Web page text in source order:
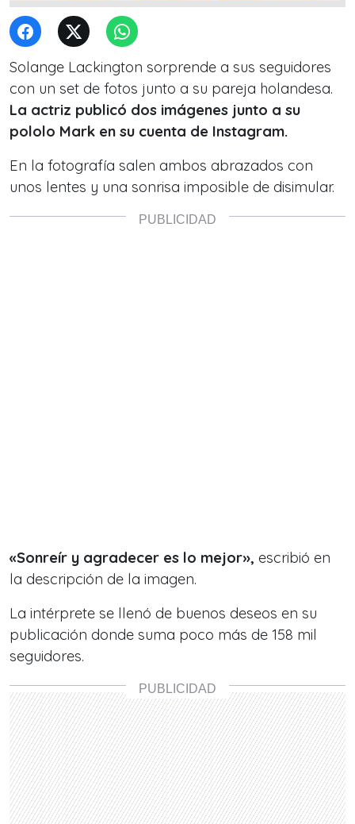
Solange Lackington sorprende a sus seguidores
con un set de fotos junto a su pareja holandesa.
La actriz publicó dos imágenes junto a su
pololo Mark en su cuenta de Instagram.
En la fotografía salen ambos abrazados con
unos lentes y una sonrisa imposible de disimular.
«Sonreír y agradecer es lo mejor», escribió en
la descripción de la imagen.
La intérprete se llenó de buenos deseos en su
publicación donde suma poco más de 158 mil
seguidores.